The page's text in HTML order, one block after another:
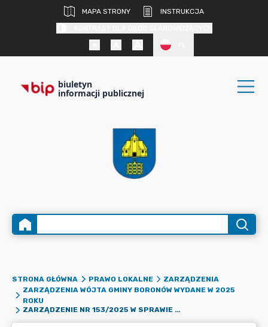
MAPA STRONY
INSTRUKCJA
biuletyn
informacji publicznej
STRONA GŁÓWNA PRAWO LOKALNE
ZARZĄDZENIA
ZARZĄDZENIA WÓJTA GMINY BORONÓW WYDANE W 2025
ROKU
ZARZĄDZENIE NR 153/2025 W SPRAWIE ZMIAN W PLANIE FINANSOWYM DOCHODÓW I WYDATKÓW BUDŻETU GMINY BORONÓW NA 2025 ROK.